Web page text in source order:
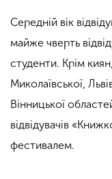
Середній вік
майже чверть
студенти. Крім
Миколаївської,
Вінницької
відвідувачів
фестивалем.